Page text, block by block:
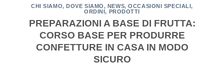
CHI SIAMO,DOVE SIAMO, NEWS,OCCASIONI SPECIALI,
ORDINI, PRODOTTI
PREPARAZIONI A BASE DI FRUTTA:
CORSO BASE PER PRODURRE
CONFETTURE IN CASA IN MODO
SICURO